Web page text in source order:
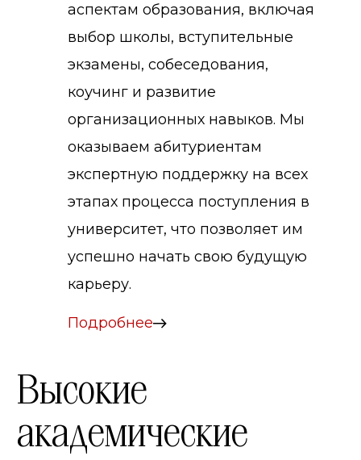
аспектам образования, включая
выбор школы, вступительные
экзамены, собеседования,
коучинг и развитие
организационных навыков. Мы
оказываем абитуриентам
экспертную поддержку на всех
этапах процесса поступления в
университет, что позволяет им
успешно начать свою будущую
карьеру.
Подробнее
Высокие
академические